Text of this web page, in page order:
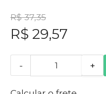
R$ 37,35
R$ 29,57
- +